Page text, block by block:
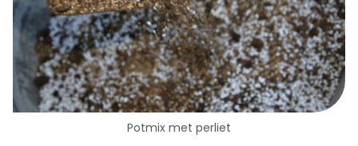
Potmix met perliet